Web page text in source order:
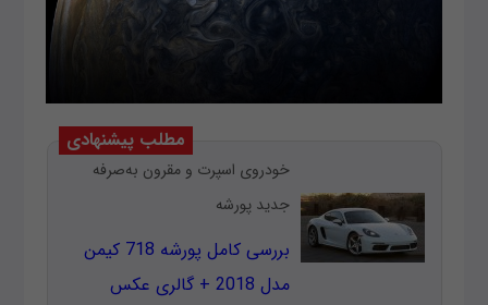
مطلب پیشنهادی
خودروی اسپرت و مقرون به‌صرفه
جدید پورشه
بررسی کامل پورشه 718 کیمن
مدل 2018 + گالری عکس